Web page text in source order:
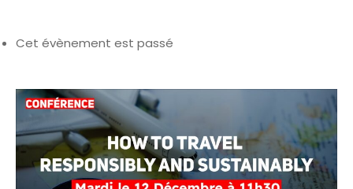
Cet évènement est passé